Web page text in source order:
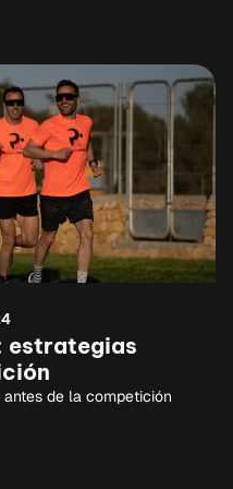
estrategias
de la competición